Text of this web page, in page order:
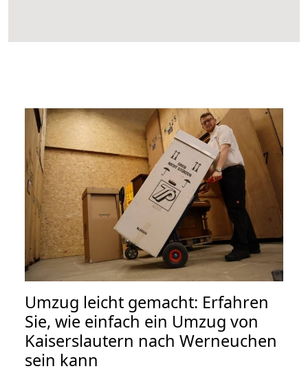
Umzug leicht gemacht: Erfahren
Sie, wie einfach ein Umzug von
Kaiserslautern nach Werneuchen
sein kann